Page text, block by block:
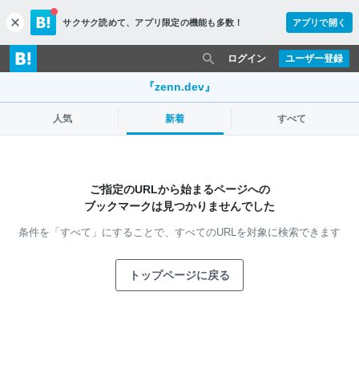
c
l
o
s
サクサク読めて、 アプリ限定の機能も多数！ アプリで開く
ユーザー登録
ログイン
『zenn.dev』
人気 新着 すべて
ご指定のURLから始まるページへの
ブックマークは見つかりませんでした
条件を「すべて」にすることで、 すべてのURLを対象に検索できます
トップページに戻る